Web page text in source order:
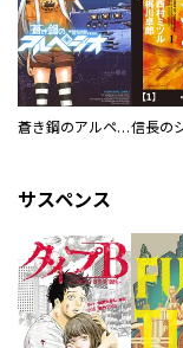
蒼き鋼のアルペジオ
サスペンス